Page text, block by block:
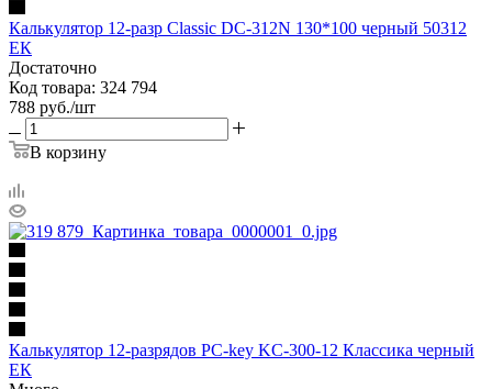
Калькулятор 12-разр Classic DC-312N 130*100 черный 50312
ЕК
Достаточно
Код товара: 324 794
788 руб./шт
В корзину
Калькулятор 12-разрядов PC-key KC-300-12 Классика черный
ЕК